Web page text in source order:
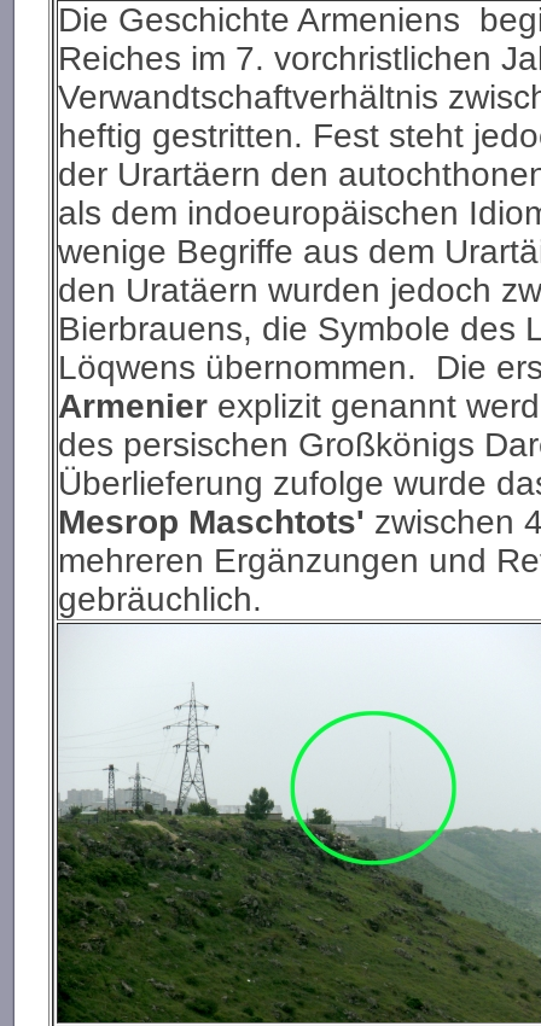
Die Geschichte Armeniens
Reiches im 7. vorchristlichen
Verwandtschaftverhältnis
heftig gestritten. Fest steht
der Urartäern den
als dem indoeuropäischen
wenige Begriffe aus dem
den Uratäern wurden jedoch
Bierbrauens, die Symbole
Löqwens übernommen. Die
Armenier explizit genannt
des persischen Großkönigs
Überlieferung zufolge wurde
Mesrop Maschtots' zwischen
mehreren Ergänzungen und
gebräuchlich.